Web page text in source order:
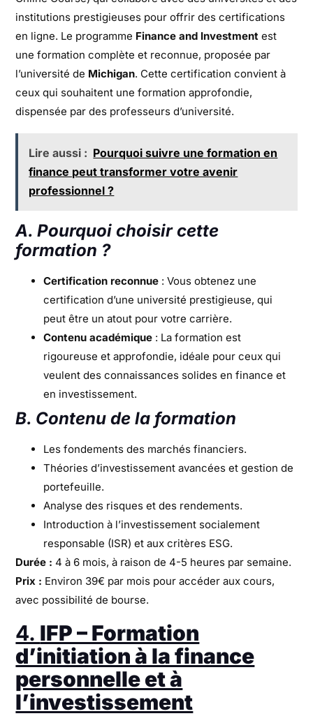
institutions prestigieuses pour offrir des certifications
en ligne. Le programme Finance and Investment est
une formation complète et reconnue, proposée par
l’université de Michigan. Cette certification convient à
ceux qui souhaitent une formation approfondie,
dispensée par des professeurs d’université.
Lire aussi : Pourquoi suivre une formation en
finance peut transformer votre avenir
professionnel ?
A. Pourquoi choisir cette
formation ?
Certification reconnue : Vous obtenez une
certification d’une université prestigieuse, qui
peut être un atout pour votre carrière.
Contenu académique : La formation est
rigoureuse et approfondie, idéale pour ceux qui
veulent des connaissances solides en finance et
en investissement.
B. Contenu de la formation
Les fondements des marchés financiers.
Théories d’investissement avancées et gestion de
portefeuille.
Analyse des risques et des rendements.
Introduction à l’investissement socialement
responsable (ISR) et aux critères ESG.
Durée : 4 à 6 mois, à raison de 4-5 heures par semaine.
Prix : Environ 39€ par mois pour accéder aux cours,
avec possibilité de bourse.
4. IFP – Formation
d’initiation à la finance
personnelle et à
l’investissement